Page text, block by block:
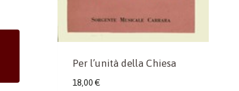
Per l’unità della Chiesa
18,00 €